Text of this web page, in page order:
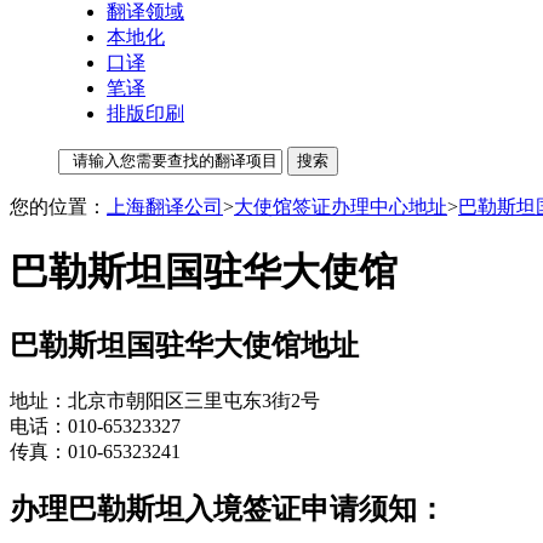
翻译领域
本地化
口译
笔译
排版印刷
您的位置： 上海翻译公司 >大使馆签证办理中心地址>巴勒斯坦
巴勒斯坦国驻华大使馆
巴勒斯坦国驻华大使馆地址
地址：北京市朝阳区三里屯东3街2号
电话：010-65323327
传真：010-65323241
办理巴勒斯坦入境签证申请须知：